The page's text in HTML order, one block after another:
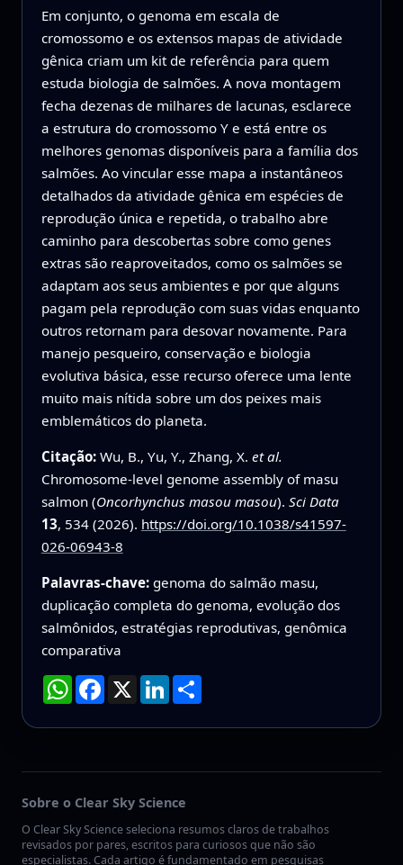
Em conjunto, o genoma em escala de
cromossomo e os extensos mapas de atividade
gênica criam um kit de referência para quem
estuda biologia de salmões. A nova montagem
fecha dezenas de milhares de lacunas, esclarece
a estrutura do cromossomo Y e está entre os
melhores genomas disponíveis para a família dos
salmões. Ao vincular esse mapa a instantâneos
detalhados da atividade gênica em espécies de
reprodução única e repetida, o trabalho abre
caminho para descobertas sobre como genes
extras são reaproveitados, como os salmões se
adaptam aos seus ambientes e por que alguns
pagam pela reprodução com suas vidas enquanto
outros retornam para desovar novamente. Para
manejo pesqueiro, conservação e biologia
evolutiva básica, esse recurso oferece uma lente
muito mais nítida sobre um dos peixes mais
emblemáticos do planeta.
Citação: Wu, B., Yu, Y., Zhang, X. et al.
Chromosome-level genome assembly of masu
salmon (Oncorhynchus masou masou). Sci Data
13, 534 (2026). https://doi.org/10.1038/s41597-
026-06943-8
Palavras-chave: genoma do salmão masu,
duplicação completa do genoma, evolução dos
salmônidos, estratégias reprodutivas, genômica
comparativa
WhatsApp
Facebook
X LinkedInCompartilhar
Sobre o Clear Sky Science
O Clear Sky Science seleciona resumos claros de trabalhos
revisados por pares, escritos para curiosos que não são
especialistas. Cada artigo é fundamentado em pesquisas